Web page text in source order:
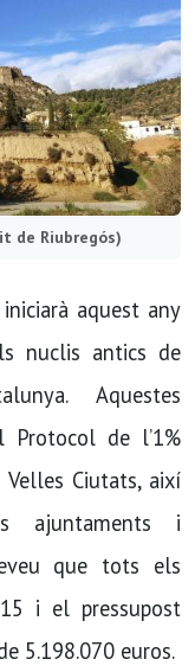
de Riubregós)
aquest any
nuclis antics de
Aquestes
Protocol de l’1%
Ciutats, així
ajuntaments i
que tots els
i el pressupost
5.198.070 euros.